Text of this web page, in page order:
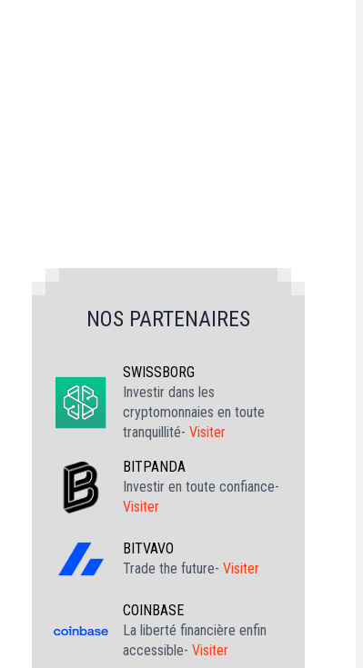
NOS PARTENAIRES
SWISSBORG
Investir dans les
cryptomonnaies en toute
tranquillité- Visiter
BITPANDA
Investir en toute confiance-
Visiter
BITVAVO
Trade the future- Visiter
COINBASE
La liberté financière enfin
accessible- Visiter